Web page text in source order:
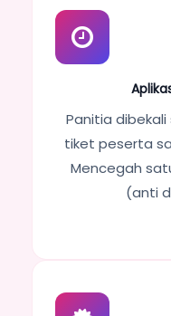
Panitia
tiket peserta
Mencegah
(anti